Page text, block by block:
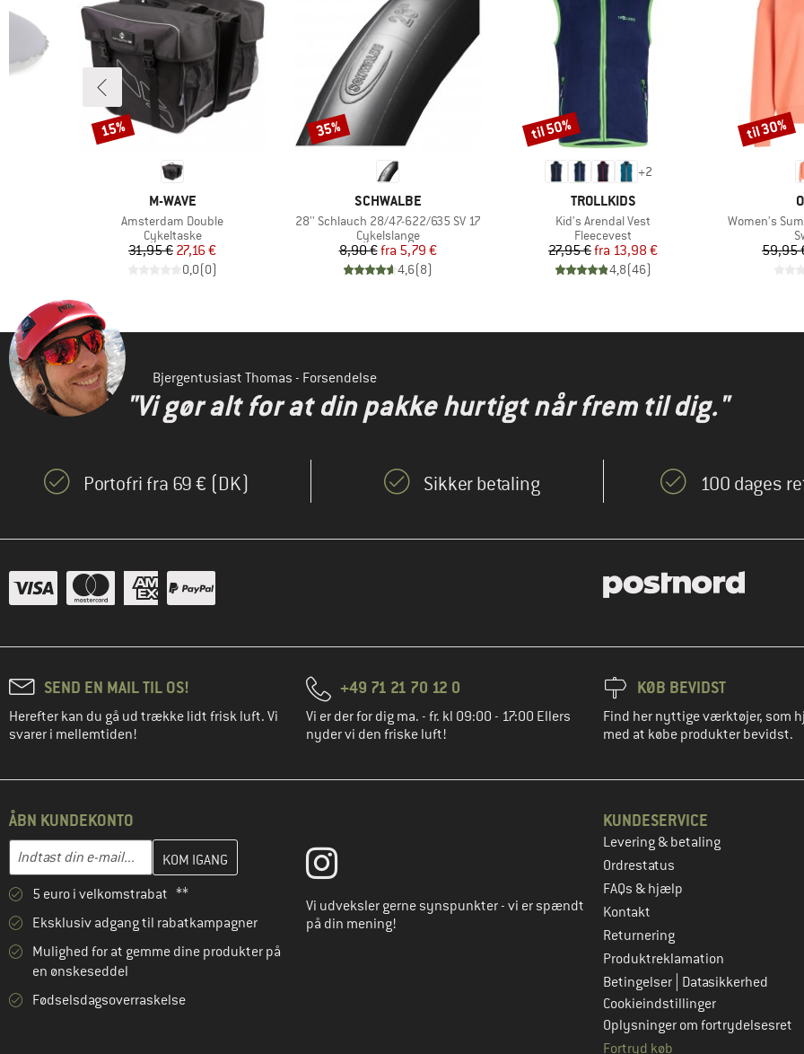
MÆRKE
M-WAVE
Artikel
Amsterdam Double
Produktgruppe
Cykeltaske
Pris
31,95 €Nedsat pris
27,16 €
0,0(0)
Rabat
15%
MÆRKE
SCHWALBE
Artikel
28'' Schlauch 28/47-622/635 SV 17
Produktgruppe
Cykelslange
Pris
8,90 € Nedsat pris
fra 5,79 €
4,6(8)
Rabat
35%
+2
MÆRKE
TROLLKIDS
Artikel
Kid's Arendal Vest
Produktgruppe
Fleecevest
Pris
27,95 € Nedsat pris
fra 13,98 €
4,8(46)
Rabat
til 50%
Artikel
Women's
59,95
Rabat
til 30%
Bjergentusiast Thomas - Forsendelse
"Vi gør alt for at din pakke hurtigt når frem til dig."
Portofri fra 69 € (DK) Sikker betaling 100 dages
SEND EN MAIL TIL OS!
Herefter kan du gå ud trække lidt frisk luft. Vi
svarer i mellemtiden!
+49 71 21 70 12 0
Vi er der for dig ma. - fr. kl 09:00 - 17:00 Ellers
nyder vi den friske luft!
KØB BEVIDST
Find her nyttige værktøjer, som
med at købe produkter bevidst.
ÅBN KUNDEKONTO
E-mail-adresse
Indtast din e-mailadresse her, og opret i næste trin din kundekonto
5 euro i velkomstrabat **
Eksklusiv adgang til rabatkampagner
Mulighed for at gemme dine produkter på
en ønskeseddel
Fødselsdagsoverraskelse
Vi udveksler gerne synspunkter - vi er spændt
på din mening!
KUNDESERVICE
Levering & betaling
Ordrestatus
FAQs & hjælp
Kontakt
Returnering
Produktreklamation
Betingelser Datasikkerhed
Cookieindstillinger
Oplysninger om fortrydelsesret
Fortryd køb